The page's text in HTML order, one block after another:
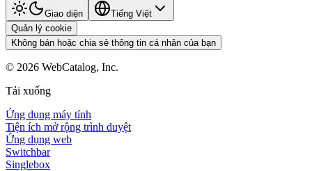
Giao diện
Tiếng Việt
Quản lý cookie
Không bán hoặc chia sẻ thông tin cá nhân của bạn
© 2026 WebCatalog, Inc.
Tải xuống
Ứng dụng máy tính
Tiện ích mở rộng trình duyệt
Ứng dụng web
Switchbar
Singlebox